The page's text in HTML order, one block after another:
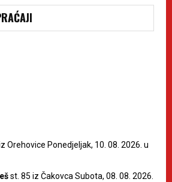
Orehovice Ponedjeljak, 10. 08. 2026. u
st. 85 iz Čakovca Subota, 08. 08. 2026.